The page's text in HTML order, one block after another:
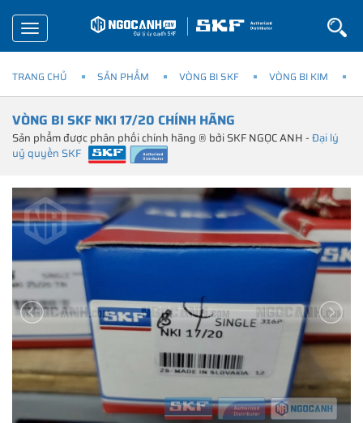
Toggle
navigation
TRANG CHỦ SẢN PHẨM VÒNG BI SKF VÒNG BI KIM
VÒNG BI SKF NKI 17/20 CHÍNH HÃNG
Sản phẩm được phân phối chính hãng ® bởi SKF NGỌC ANH -Đại lý
uỷ quyền SKF